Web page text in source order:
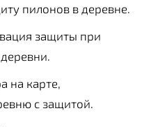
пилонов в деревне.
защиты при
на карте,
с защитой.